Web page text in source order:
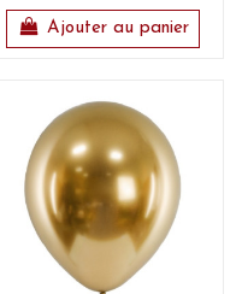
Ajouter au panier